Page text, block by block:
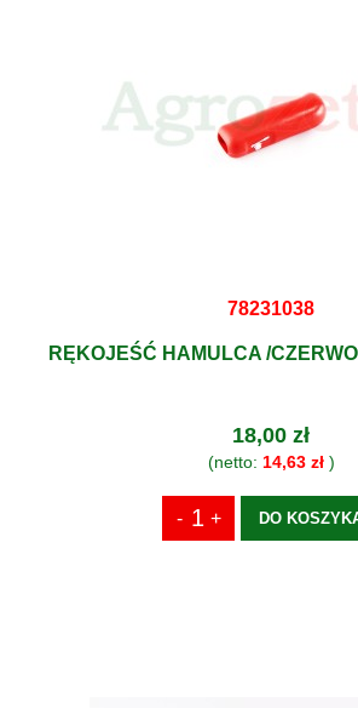
78231038
RĘKOJEŚĆ HAMULCA /
18,00 zł
(netto: 14,63 zł)
DO